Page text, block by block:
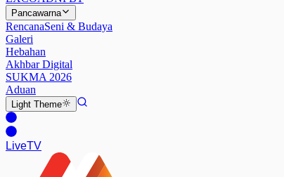
Pancawarna
RencanaSeni & Budaya
Galeri
Hebahan
Akhbar Digital
SUKMA 2026
Aduan
Light Theme
LiveTV